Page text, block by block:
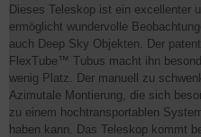
Dieses Teleskop ist ein excellenter
ermöglicht wundervolle
auch Deep Sky Objekten. Der
FlexTube™ Tubus macht ihn
wenig Platz. Der manuell zu
Azimutale Montierung, die sich
zu einem hochtransportablen
haben kann. Das Teleskop kommt